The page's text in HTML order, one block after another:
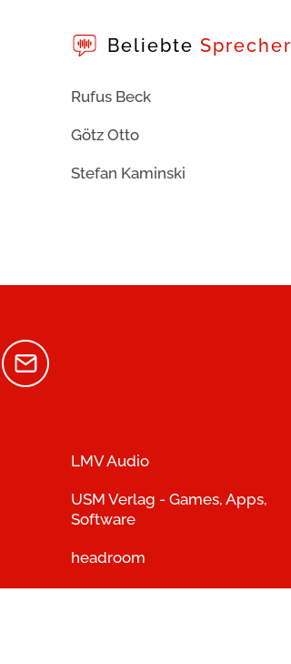
BeliebteSprecher
Rufus Beck
Götz Otto
Stefan Kaminski
LMV Audio
USM Verlag - Games, Apps,
Software
headroom